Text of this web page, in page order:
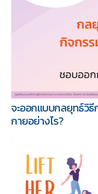
จะออกแบบกลยุทธ์วิธี
กายอย่างไร?